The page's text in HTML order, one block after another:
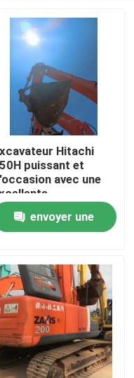
Hitachi
puissant et
avec une
envoyer une